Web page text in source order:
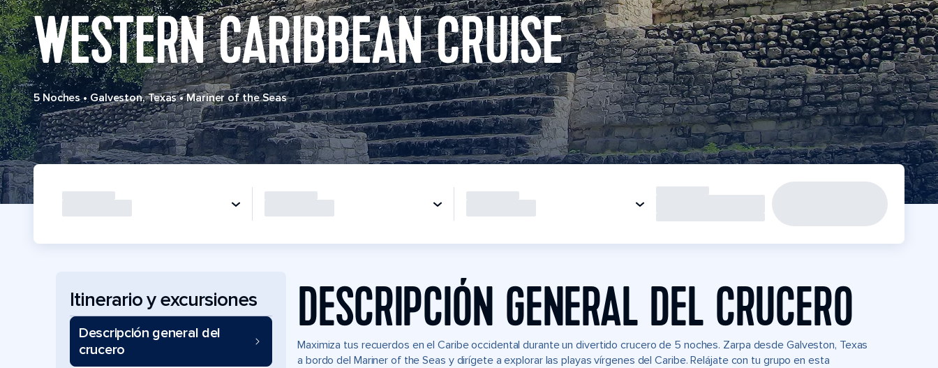
WESTERN CARIBBEAN CRUISE
5 Noches•Galveston, Texas•Mariner of the Seas
Itinerario y excursiones
Descripción general del
crucero
DESCRIPCIÓN GENERAL DEL CRUCERO
Maximiza tus recuerdos en el Caribe occidental durante un divertido crucero de 5 noches. Zarpa desde Galveston, Texas
a bordo del Mariner of the Seas y dirígete a explorar las playas vírgenes del Caribe. Relájate con tu grupo en esta